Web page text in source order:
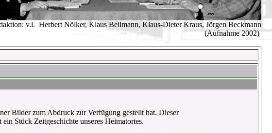
v.l. Herbert Nölker, Klaus Beilmann, Klaus-Dieter Kraus, Jörgen Beckmann
(Aufnahme 2002)
Bilder zum Abdruck zur Verfügung gestellt hat. Dieser
Stück Zeitgeschichte unseres Heimatortes.